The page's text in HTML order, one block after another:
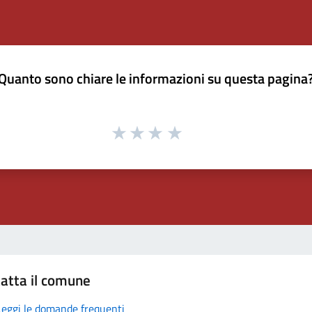
sono chiare le informazioni su questa
il comune
le domande frequenti